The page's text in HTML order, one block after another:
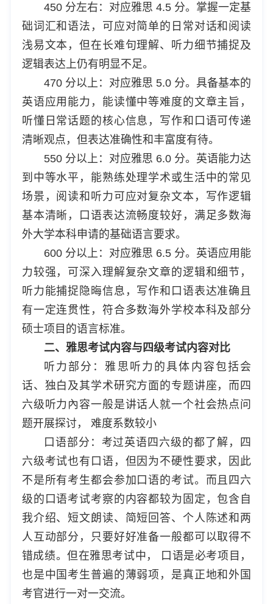
450 分左右：对应雅思 4.5 分。掌握一定基
础词汇和语法，可应对简单的日常对话和阅读
浅易文本，但在长难句理解、听力细节捕捉及
逻辑表达上仍有明显不足。
470 分以上：对应雅思 5.0 分。具备基本的
英语应用能力，能读懂中等难度的文章主旨，
听懂日常话题的核心信息，写作和口语可传递
清晰观点，但表达准确性和丰富度有待。
550 分以上：对应雅思 6.0 分。英语能力达
到中等水平，能熟练处理学术或生活中的常见
场景，阅读和听力可应对复杂文本，写作逻辑
基本清晰，口语表达流畅度较好，满足多数海
外大学本科申请的基础语言要求。
600 分以上：对应雅思 6.5 分。英语应用能
力较强，可深入理解复杂文章的逻辑和细节，
听力能捕捉隐晦信息，写作和口语表达准确且
有一定连贯性，符合多数海外学校本科及部分
硕士项目的语言标准。
二、雅思考试内容与四级考试内容对比
听力部分：雅思听力的具体内容包括会
话、独白及其学术研究方面的专题讲座，而四
六级听力內容一般是讲话人就一个社会热点问
题开展探讨， 难度系数较小
口语部分：考过英语四六级的都了解，四
六级考试也有口语，但因为不硬性要求，因此
不是所有考生都会参加口语的考试。而且四六
级的口语考试考察的内容都较为固定，包含自
我介绍、短文朗读、简短回答、个人陈述和两
人互动部分，只要好好准备一般都可以取得不
错成绩。但在雅思考试中， 口语是必考项目，
也是中国考生普遍的薄弱项，是真正地和外国
考官进行一对一交流。